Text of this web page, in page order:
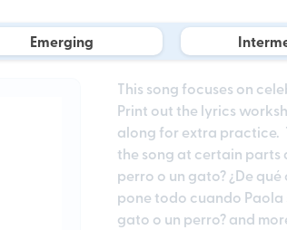
Emerging
This song focuses on
Print out the lyrics
along for extra practice.
the song at certain parts
perro o un gato? ¿De
pone todo cuando Paola
gato o un perro? and